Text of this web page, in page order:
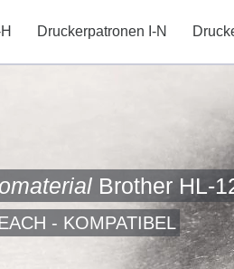
Druckerpatronen I-N
Brother HL-
- KOMPATIBEL